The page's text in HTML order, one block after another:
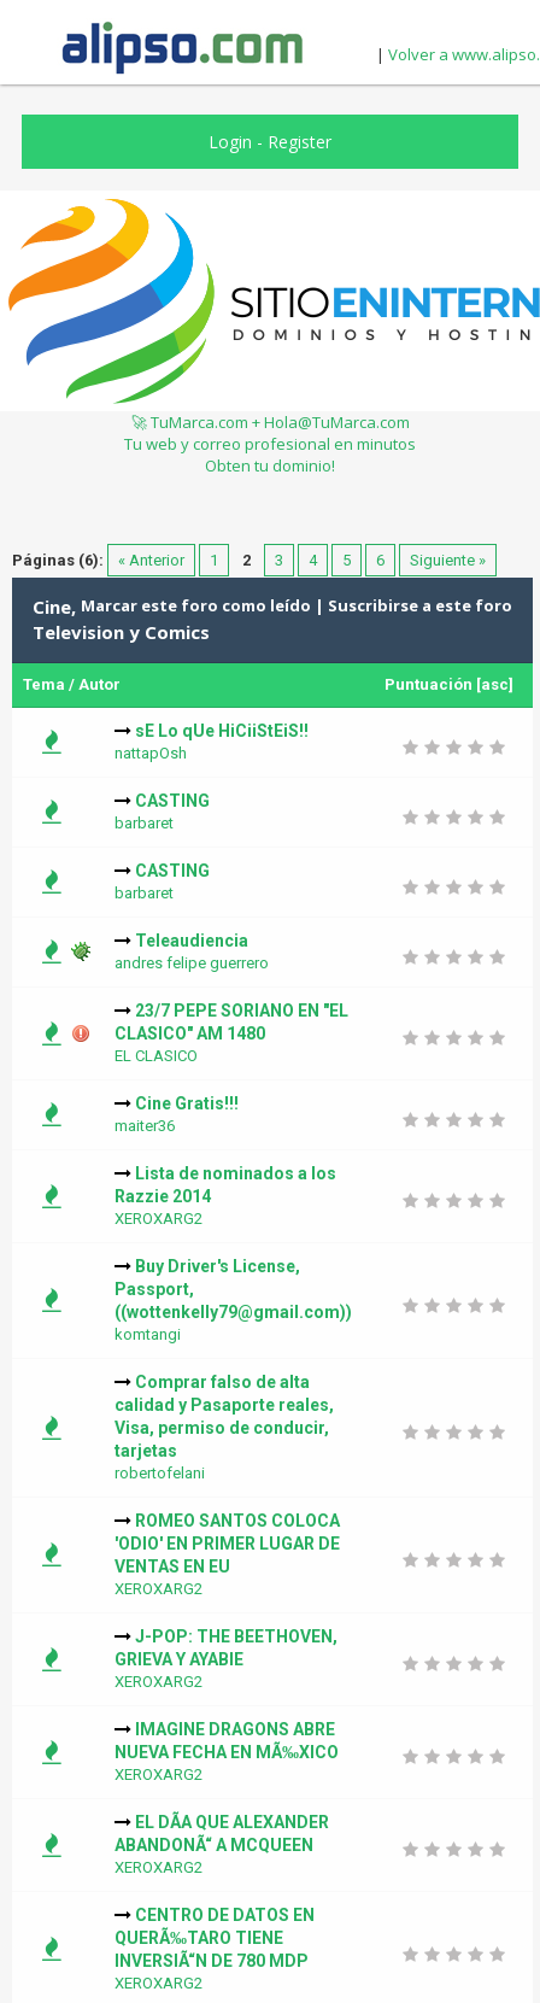
| Volver a
Login - Register
🚀 TuMarca.com + Hola@TuMarca.com
Tu web y correo profesional en minutos
Obten tu dominio!
Páginas (6): « Anterior 1 2 3 4 5 6 Siguiente »
Marcar este foro como leído | Suscribirse a este foro
Cine,
Television y Comics
Tema / Autor Puntuación [asc]
sE Lo qUe HiCiiStEiS!!
nattapOsh
CASTING
barbaret
CASTING
barbaret
Teleaudiencia
andres felipe guerrero
23/7 PEPE SORIANO EN "EL
CLASICO" AM 1480
EL CLASICO
Cine Gratis!!!
maiter36
Lista de nominados a los
Razzie 2014
XEROXARG2
Buy Driver's License,
Passport,
((wottenkelly79@gmail.com))
komtangi
Comprar falso de alta
calidad y Pasaporte reales,
Visa, permiso de conducir,
tarjetas
robertofelani
ROMEO SANTOS COLOCA
'ODIO' EN PRIMER LUGAR DE
VENTAS EN EU
XEROXARG2
J-POP: THE BEETHOVEN,
GRIEVA Y AYABIE
XEROXARG2
IMAGINE DRAGONS ABRE
NUEVA FECHA EN MÃ‰XICO
XEROXARG2
EL DÃA QUE ALEXANDER
ABANDONÃ“ A MCQUEEN
XEROXARG2
CENTRO DE DATOS EN
QUERÃ‰TARO TIENE
INVERSIÃ“N DE 780 MDP
XEROXARG2